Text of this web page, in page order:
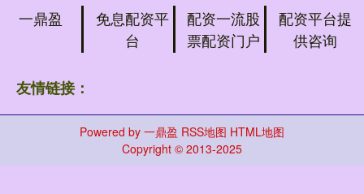
一鼎盈
免息配资平
台
配资一流股
票配资门户
配资平台提
供咨询
友情链接：
Powered by 一鼎盈 RSS地图 HTML地图
Copyright © 2013-2025